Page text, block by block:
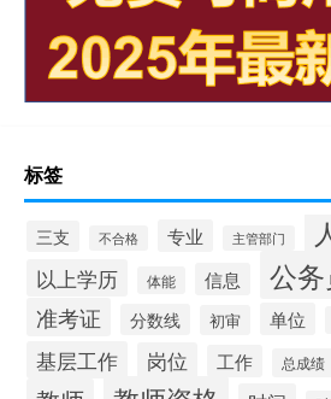
标签
三支 不合格 专业 主管部门
以上学历 体能 信息 公
准考证 分数线 初审 单位
基层工作 岗位 工作 总成绩